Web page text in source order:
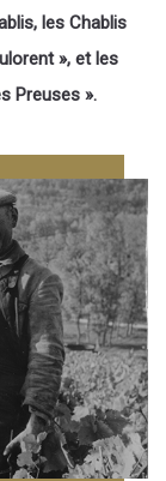
les Chablis
», et les
Preuses ».